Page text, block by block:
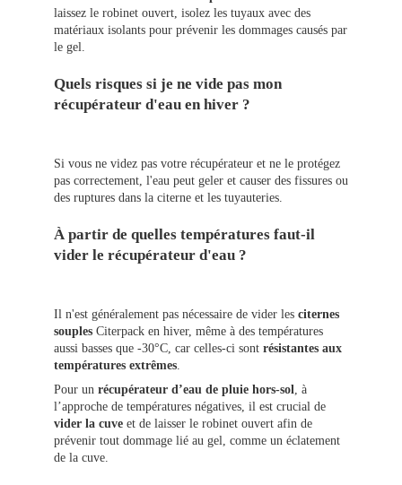
laissez le robinet ouvert, isolez les tuyaux avec des
matériaux isolants pour prévenir les dommages causés par
le gel.
Quels risques si je ne vide pas mon
récupérateur d'eau en hiver ?
Si vous ne videz pas votre récupérateur et ne le protégez
pas correctement, l'eau peut geler et causer des fissures ou
des ruptures dans la citerne et les tuyauteries.
À partir de quelles températures faut-il
vider le récupérateur d'eau ?
Il n'est généralement pas nécessaire de vider les citernes
souples Citerpack en hiver, même à des températures
aussi basses que -30°C, car celles-ci sont résistantes aux
températures extrêmes.
Pour un récupérateur d’eau de pluie hors-sol, à
l’approche de températures négatives, il est crucial de
vider la cuve et de laisser le robinet ouvert afin de
prévenir tout dommage lié au gel, comme un éclatement
de la cuve.